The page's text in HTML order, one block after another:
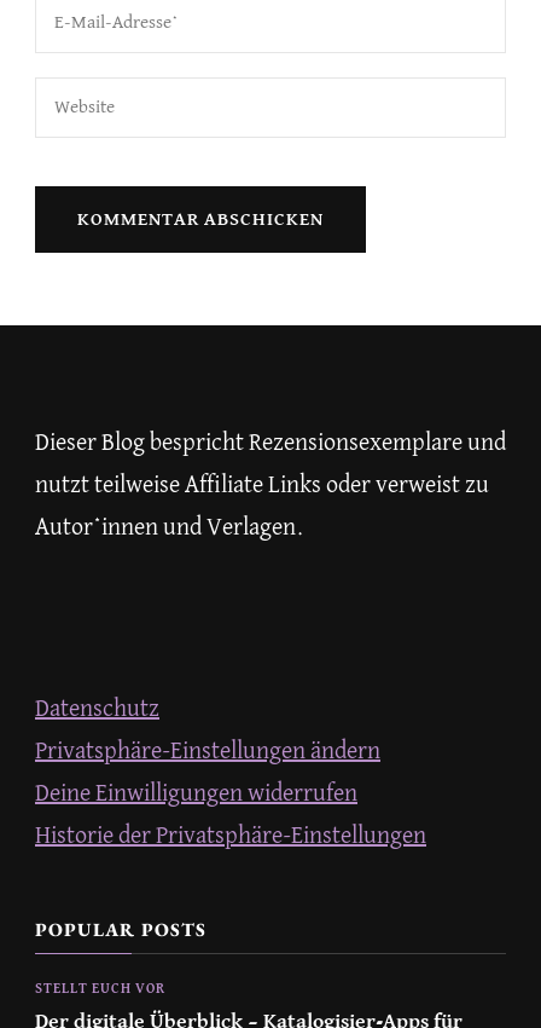
Dieser Blog bespricht Rezensionsexemplare und
nutzt teilweise Affiliate Links oder verweist zu
Autor*innen und Verlagen.
Datenschutz
Privatsphäre-Einstellungen ändern
Deine Einwilligungen widerrufen
Historie der Privatsphäre-Einstellungen
POPULAR POSTS
STELLT EUCH VOR
Der digitale Überblick – Katalogisier-Apps für